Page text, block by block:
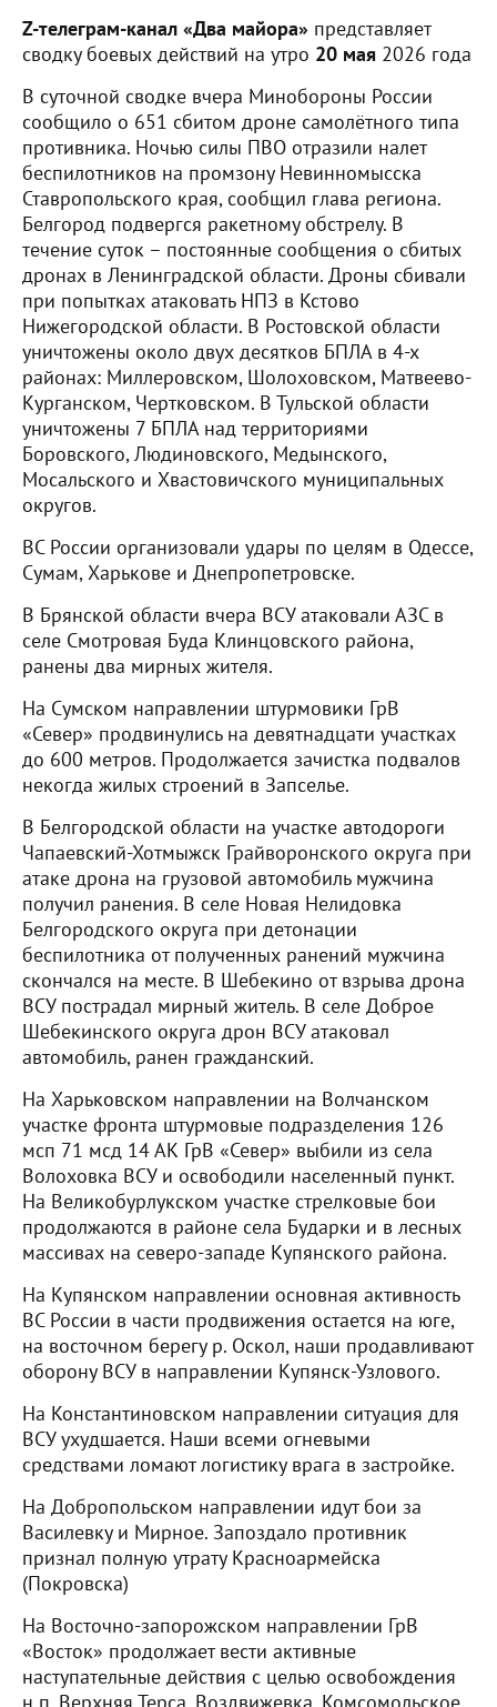
Z-телеграм-канал «Два майора» представляет
сводку боевых действий на утро 20 мая 2026 года
В суточной сводке вчера Минобороны России
сообщило о 651 сбитом дроне самолётного типа
противника. Ночью силы ПВО отразили налет
беспилотников на промзону Невинномысска
Ставропольского края, сообщил глава региона.
Белгород подвергся ракетному обстрелу. В
течение суток – постоянные сообщения о сбитых
дронах в Ленинградской области. Дроны сбивали
при попытках атаковать НПЗ в Кстово
Нижегородской области. В Ростовской области
уничтожены около двух десятков БПЛА в 4-х
районах: Миллеровском, Шолоховском, Матвеево-
Курганском, Чертковском. В Тульской области
уничтожены 7 БПЛА над территориями
Боровского, Людиновского, Медынского,
Мосальского и Хвастовичского муниципальных
округов.
ВС России организовали удары по целям в Одессе,
Сумам, Харькове и Днепропетровске.
В Брянской области вчера ВСУ атаковали АЗС в
селе Смотровая Буда Клинцовского района,
ранены два мирных жителя.
На Сумском направлении штурмовики ГрВ
«Север» продвинулись на девятнадцати участках
до 600 метров. Продолжается зачистка подвалов
некогда жилых строений в Запселье.
В Белгородской области на участке автодороги
Чапаевский-Хотмыжск Грайворонского округа при
атаке дрона на грузовой автомобиль мужчина
получил ранения. В селе Новая Нелидовка
Белгородского округа при детонации
беспилотника от полученных ранений мужчина
скончался на месте. В Шебекино от взрыва дрона
ВСУ пострадал мирный житель. В селе Доброе
Шебекинского округа дрон ВСУ атаковал
автомобиль, ранен гражданский.
На Харьковском направлении на Волчанском
участке фронта штурмовые подразделения 126
мсп 71 мсд 14 АК ГрВ «Север» выбили из села
Волоховка ВСУ и освободили населенный пункт.
На Великобурлукском участке стрелковые бои
продолжаются в районе села Бударки и в лесных
массивах на северо-западе Купянского района.
На Купянском направлении основная активность
ВС России в части продвижения остается на юге,
на восточном берегу р. Оскол, наши продавливают
оборону ВСУ в направлении Купянск-Узлового.
На Константиновском направлении ситуация для
ВСУ ухудшается. Наши всеми огневыми
средствами ломают логистику врага в застройке.
На Добропольском направлении идут бои за
Василевку и Мирное. Запоздало противник
признал полную утрату Красноармейска
(Покровска)
На Восточно-запорожском направлении ГрВ
«Восток» продолжает вести активные
наступательные действия с целью освобождения